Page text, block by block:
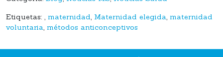
Etiquetas: , maternidad, Maternidad elegida, maternidad
voluntaria, métodos anticonceptivos